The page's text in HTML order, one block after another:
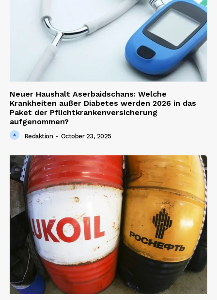
Magazine PRO
SUBSCRIBE NOW
Company
About us
Contact us
Neuer Haushalt Aserbaidschans: Welche
Krankheiten außer Diabetes werden 2026 in das
Paket der Pflichtkrankenversicherung
aufgenommen?
Redaktion - October 23, 2025